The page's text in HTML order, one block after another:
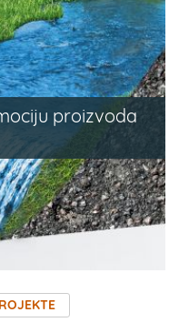
proizvoda